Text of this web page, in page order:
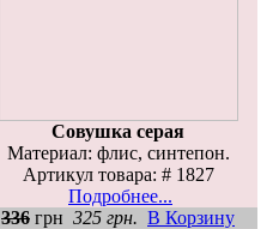
Совушка серая
Материал: флис, синтепон.
Артикул товара: # 1827
Подробнее...
336 грн 325 грн. В Корзину